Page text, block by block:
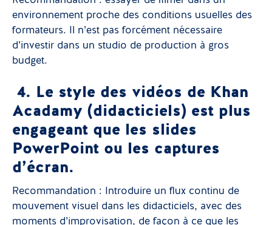
environnement proche des conditions usuelles des
formateurs. Il n’est pas forcément nécessaire
d’investir dans un studio de production à gros
budget.
4. Le style des vidéos de Khan
Acadamy (didacticiels) est plus
engageant que les slides
PowerPoint ou les captures
d’écran.
Recommandation : Introduire un flux continu de
mouvement visuel dans les didacticiels, avec des
moments d’improvisation, de façon à ce que les